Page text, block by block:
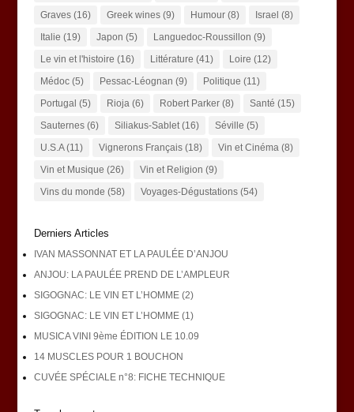
Graves(16) Greek wines(9) Humour(8) Israel (8)
Italie (19) Japon (5) Languedoc-Roussillon (9)
Le vin et l'histoire (16) Littérature (41) Loire (12)
Médoc(5) Pessac-Léognan (9) Politique (11)
Portugal (5) Rioja(6) Robert Parker(8) Santé (15)
Sauternes(6) Siliakus-Sablet(16) Séville (5)
U.S.A(11) Vignerons Français(18) Vin et Cinéma(8)
Vin et Musique (26) Vin et Religion (9)
Vins du monde (58) Voyages-Dégustations(54)
Derniers Articles
IVAN MASSONNAT ET LA PAULÉE D’ANJOU
ANJOU: LA PAULÉE PREND DE L’AMPLEUR
SIGOGNAC: LE VIN ET L’HOMME (2)
SIGOGNAC: LE VIN ET L’HOMME (1)
MUSICA VINI 9ème ÉDITION LE 10.09
14 MUSCLES POUR 1 BOUCHON
CUVÉE SPÉCIALE n°8: FICHE TECHNIQUE